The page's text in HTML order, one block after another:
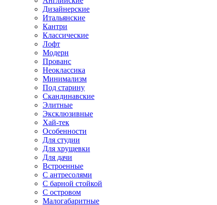
Дизайнерские
Итальянские
Кантри
Классические
Лофт
Модерн
Прованс
Неоклассика
Минимализм
Под старину
Скандинавские
Элитные
Эксклюзивные
Хай-тек
Особенности
Для студии
Для хрущевки
Для дачи
Встроенные
С антресолями
С барной стойкой
С островом
Малогабаритные